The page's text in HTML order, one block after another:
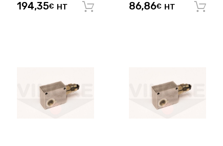
194,35€ HT Ajouter au panier
86,86€ HT